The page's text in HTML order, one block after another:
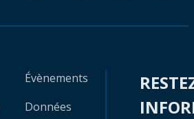
Évènements
Données